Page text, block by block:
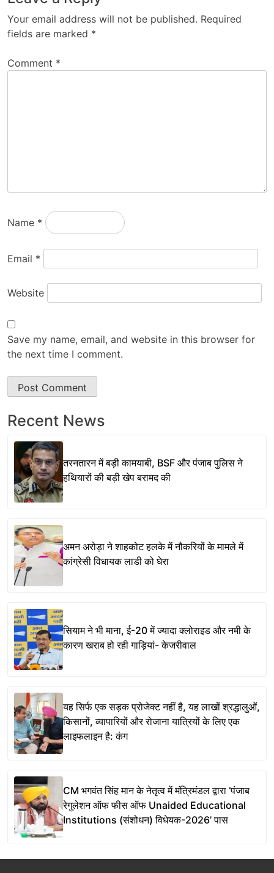
Your email address will not be published. Required
fields are marked *
Comment *
Name *
Email *
Website
Save my name, email, and website in this browser for
the next time I comment.
Recent News
तरनतारन में बड़ी कामयाबी, BSF और पंजाब पुलिस ने
हथियारों की बड़ी खेप बरामद की
अमन अरोड़ा ने शाहकोट हलके में नौकरियों के मामले में
कांग्रेसी विधायक लाडी को घेरा
सियाम ने भी माना, ई-20 में ज्यादा क्लोराइड और नमी के
कारण खराब हो रही गाड़ियां- केजरीवाल
यह सिर्फ एक सड़क प्रोजेक्ट नहीं है, यह लाखों श्रद्धालुओं,
किसानों, व्यापारियों और रोजाना यात्रियों के लिए एक
लाइफलाइन है: कंग
CM भगवंत सिंह मान के नेतृत्व में मंत्रिमंडल द्वारा ‘पंजाब
रेगुलेशन ऑफ फीस ऑफ Unaided Educational
Institutions (संशोधन) विधेयक-2026’ पास